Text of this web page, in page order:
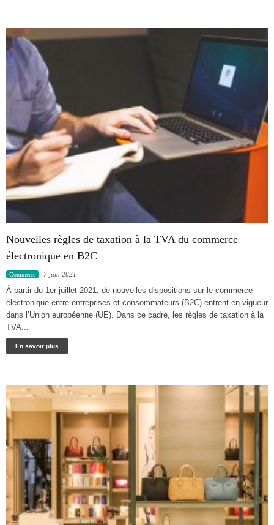
Nouvelles règles de taxation à la TVA du commerce
électronique en B2C
Commerce 7 juin 2021
À partir du 1er juillet 2021, de nouvelles dispositions sur le commerce
électronique entre entreprises et consommateurs (B2C) entrent en vigueur
dans l’Union européenne (UE). Dans ce cadre, les règles de taxation à la
TVA...
En savoir plus